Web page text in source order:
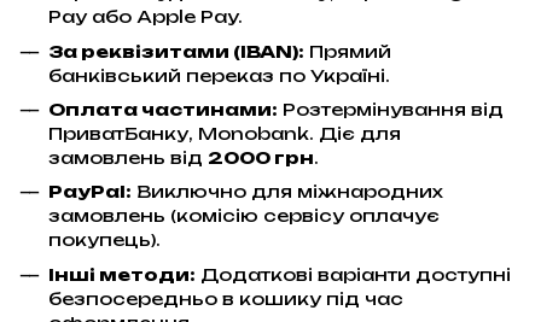
Pay або Apple Pay.
За реквізитами (IBAN): Прямий
банківський переказ по Україні.
Оплата частинами: Розтермінування від
ПриватБанку, Monobank. Діє для
замовлень від 2000 грн.
PayPal: Виключно для міжнародних
замовлень (комісію сервісу оплачує
покупець).
Інші методи: Додаткові варіанти доступні
безпосередньо в кошику під час